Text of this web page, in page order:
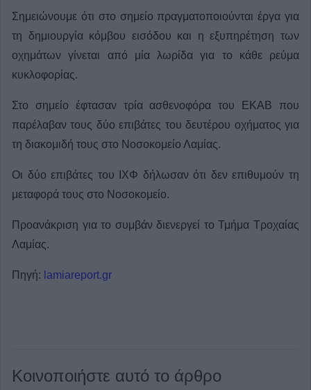
Σημειώνουμε ότι στο σημείο πραγματοποιούνται έργα για
τη δημιουργία κόμβου εισόδου και η εξυπηρέτηση των
οχημάτων γίνεται από μία λωρίδα για το κάθε ρεύμα
κυκλοφορίας.
Στο σημείο έφτασαν τρία ασθενοφόρα του ΕΚΑΒ που
παρέλαβαν τους δύο επιβάτες του δευτέρου οχήματος για
τη διακομιδή τους στο Νοσοκομείο Λαμίας.
Οι δύο επιβάτες του ΙΧΦ δήλωσαν ότι δεν επιθυμούν τη
μεταφορά τους στο Νοσοκομείο.
Προανάκριση για το συμβάν διενεργεί το Τμήμα Τροχαίας
Λαμίας.
Πηγή: lamiareport.gr
Κοινοποιήστε αυτό το άρθρο